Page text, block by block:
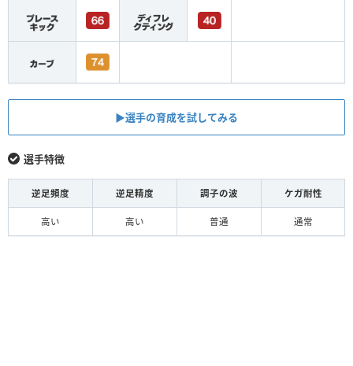
▶︎選手の育成を試してみる
選手特徴
逆足頻度 逆足精度 調子の波 ケガ耐性
高い 高い 普通 通常